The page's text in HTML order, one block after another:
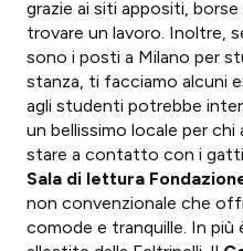
grazie ai siti appositi,
trovare un lavoro. Inoltre,
sono i posti a Milano per
stanza, ti facciamo alcuni
agli studenti potrebbe
un bellissimo locale per chi
stare a contatto con i
Sala di lettura
non convenzionale che
comode e tranquille. In più